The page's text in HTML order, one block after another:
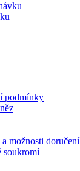
podmínky
možnosti doručení
soukromí